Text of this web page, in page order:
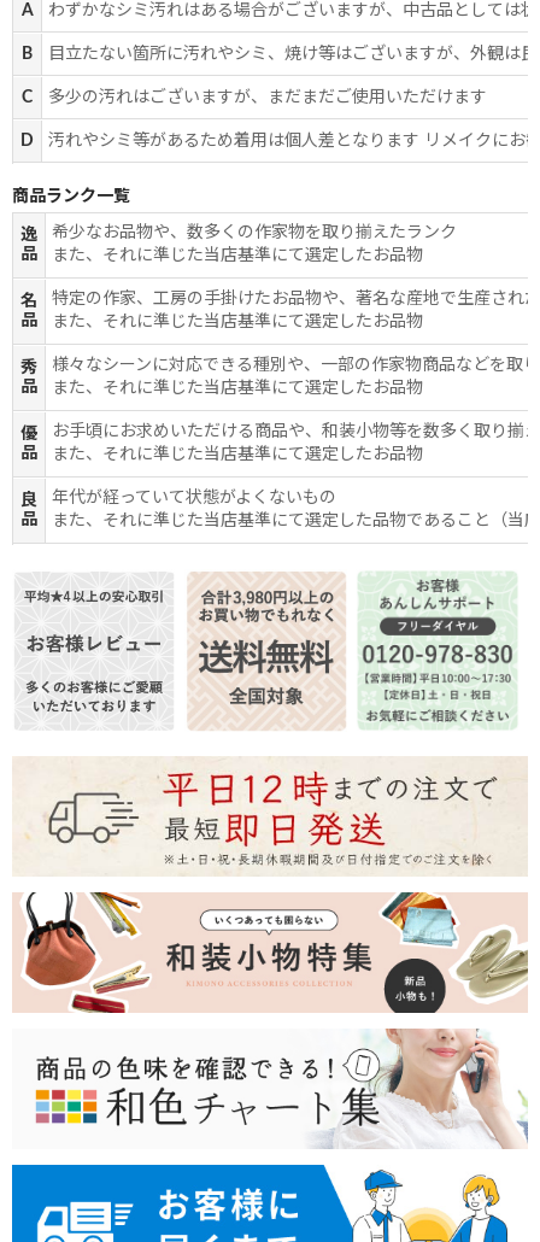
A わずかなシミ汚れはある場合がございますが、中古品としては
B 目立たない箇所に汚れやシミ、焼け等はございますが、外観は
C 多少の汚れはございますが、まだまだご使用いただけます
D 汚れやシミ等があるため着用は個人差となります リメイクにお
商品ランク一覧
逸
品
希少なお品物や、数多くの作家物を取り揃えたランク
また、それに準じた当店基準にて選定したお品物
名
品
特定の作家、工房の手掛けたお品物や、著名な産地で生産され
また、それに準じた当店基準にて選定したお品物
秀
品
様々なシーンに対応できる種別や、一部の作家物商品などを取
また、それに準じた当店基準にて選定したお品物
優
品
お手頃にお求めいただける商品や、和装小物等を数多く取り揃
また、それに準じた当店基準にて選定したお品物
良
品
年代が経っていて状態がよくないもの
また、それに準じた当店基準にて選定した品物であること（当